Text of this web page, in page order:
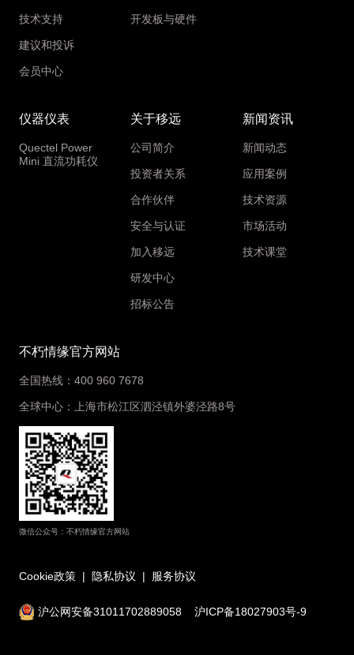
技术支持
建议和投诉
会员中心
开发板与硬件
仪器仪表
Quectel Power
Mini 直流功耗仪
关于移远
公司简介
投资者关系
合作伙伴
安全与认证
加入移远
研发中心
招标公告
新闻资讯
新闻动态
应用案例
技术资源
市场活动
技术课堂
不朽情缘官方网站
全国热线：400 960 7678
全球中心：上海市松江区泗泾镇外婆泾路8号
微信公众号：不朽情缘官方网站
Cookie政策 | 隐私协议 | 服务协议
沪公网安备31011702889058 沪ICP备18027903号-9